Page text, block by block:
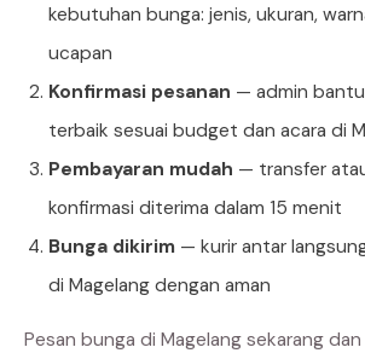
kebutuhan bunga: jenis, ukuran,
ucapan
Konfirmasi pesanan — admin
terbaik sesuai budget dan acara di
Pembayaran mudah — transfer
konfirmasi diterima dalam 15 menit
Bunga dikirim — kurir antar
di Magelang dengan aman
Pesan bunga di Magelang sekarang dan